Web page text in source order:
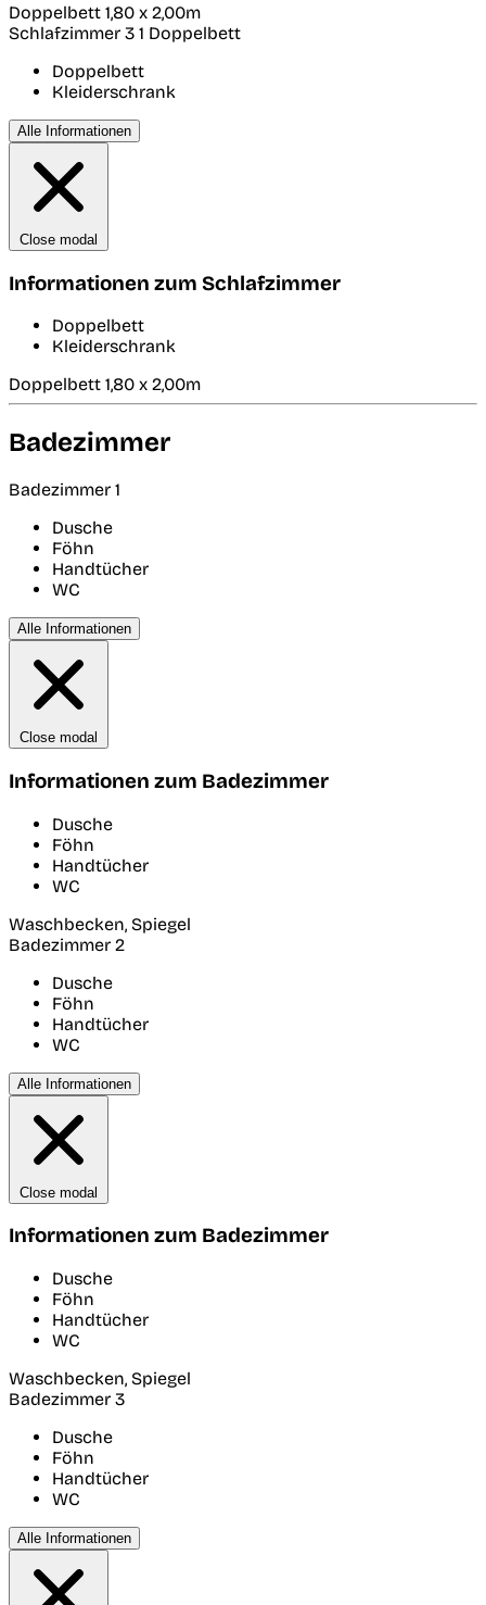
Doppelbett 1,80 x 2,00m
Schlafzimmer 3 1 Doppelbett
Doppelbett
Kleiderschrank
Alle Informationen
Close modal
Informationen zum Schlafzimmer
Doppelbett
Kleiderschrank
Doppelbett 1,80 x 2,00m
Badezimmer
Badezimmer 1
Dusche
Föhn
Handtücher
WC
Alle Informationen
Close modal
Informationen zum Badezimmer
Dusche
Föhn
Handtücher
WC
Waschbecken, Spiegel
Badezimmer 2
Dusche
Föhn
Handtücher
WC
Alle Informationen
Close modal
Informationen zum Badezimmer
Dusche
Föhn
Handtücher
WC
Waschbecken, Spiegel
Badezimmer 3
Dusche
Föhn
Handtücher
WC
Alle Informationen